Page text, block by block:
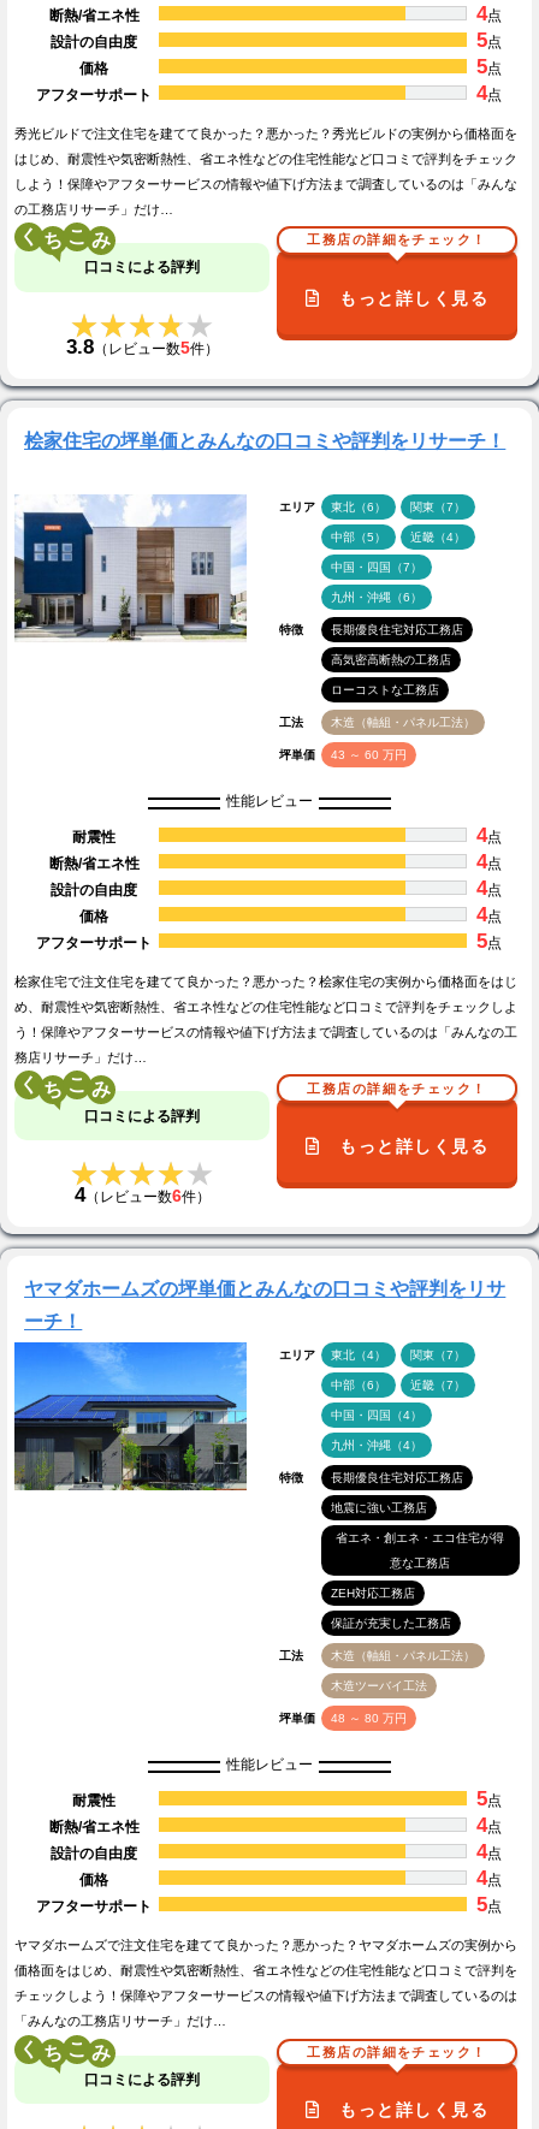
断熱/省エネ性
4点
設計の自由度
5点
価格
5点
アフターサポート
4点
秀光ビルドで注文住宅を建てて良かった？悪かった？秀光ビルドの実例から価格面を
はじめ、耐震性や気密断熱性、省エネ性などの住宅性能など口コミで評判をチェック
しよう！保障やアフターサービスの情報や値下げ方法まで調査しているのは「みんな
の工務店リサーチ」だけ…
く こ
口コミによる評判
★★★★★
★★★★★
3.8（レビュー数5件）
工務店の詳細をチェック！
もっと詳しく見る
桧家住宅の坪単価とみんなの口コミや評判をリサーチ！
エリア 東北（6） 関東（7）
中部（5） 近畿（4）
中国・四国（7）
九州・沖縄（6）
特徴 長期優良住宅対応工務店
高気密高断熱の工務店
ローコストな工務店
工法 木造（軸組・パネル工法）
坪単価 43 ～ 60 万円
性能レビュー
耐震性 4点
断熱/省エネ性
4点
設計の自由度
4点
価格
4点
アフターサポート
5点
桧家住宅で注文住宅を建てて良かった？悪かった？桧家住宅の実例から価格面をはじ
め、耐震性や気密断熱性、省エネ性などの住宅性能など口コミで評判をチェックしよ
う！保障やアフターサービスの情報や値下げ方法まで調査しているのは「みんなの工
務店リサーチ」だけ…
く こ
口コミによる評判
★★★★★
★★★★★
4（レビュー数6件）
工務店の詳細をチェック！
もっと詳しく見る
ヤマダホームズの坪単価とみんなの口コミや評判をリサ
ーチ！
エリア 東北（4） 関東（7）
中部（6） 近畿（7）
中国・四国（4）
九州・沖縄（4）
特徴 長期優良住宅対応工務店
地震に強い工務店
省エネ・創エネ・エコ住宅が得
意な工務店
ZEH対応工務店
保証が充実した工務店
工法 木造（軸組・パネル工法）
木造ツーバイ工法
坪単価 48 ～ 80 万円
性能レビュー
耐震性 5点
断熱/省エネ性
4点
設計の自由度
4点
価格
4点
アフターサポート
5点
ヤマダホームズで注文住宅を建てて良かった？悪かった？ヤマダホームズの実例から
価格面をはじめ、耐震性や気密断熱性、省エネ性などの住宅性能など口コミで評判を
チェックしよう！保障やアフターサービスの情報や値下げ方法まで調査しているのは
「みんなの工務店リサーチ」だけ…
く こ
口コミによる評判
工務店の詳細をチェック！
もっと詳しく見る